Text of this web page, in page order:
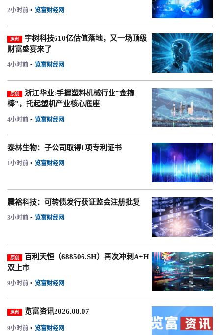
2小时前 • 览富财经网
原创
宇树科技610亿估值落地，又一场顶级
财富盛宴来了
4小时前 • 览富财经网
原创
浙江华业:手握塑料机械行业“金箍
棒”，托起塑机产业核心底座
4小时前 • 览富财经网
泰林生物：子公司取得1项专利证书
1小时前 • 览富财经网
震裕科技：可转债发行获证监会注册批复
3小时前 • 览富财经网
原创
百利天恒（688506.SH）再次冲刺A+H
双上市
9小时前 • 览富财经网
原创 览富资讯2026.08.07
9小时前 • 览富财经网